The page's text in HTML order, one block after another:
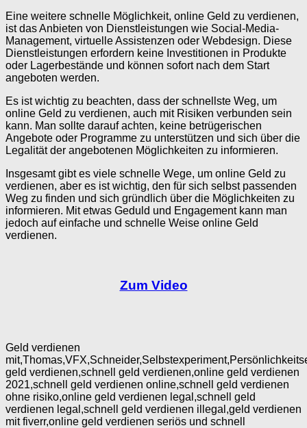
Eine weitere schnelle Möglichkeit, online Geld zu verdienen,
ist das Anbieten von Dienstleistungen wie Social-Media-
Management, virtuelle Assistenzen oder Webdesign. Diese
Dienstleistungen erfordern keine Investitionen in Produkte
oder Lagerbestände und können sofort nach dem Start
angeboten werden.
Es ist wichtig zu beachten, dass der schnellste Weg, um
online Geld zu verdienen, auch mit Risiken verbunden sein
kann. Man sollte darauf achten, keine betrügerischen
Angebote oder Programme zu unterstützen und sich über die
Legalität der angebotenen Möglichkeiten zu informieren.
Insgesamt gibt es viele schnelle Wege, um online Geld zu
verdienen, aber es ist wichtig, den für sich selbst passenden
Weg zu finden und sich gründlich über die Möglichkeiten zu
informieren. Mit etwas Geduld und Engagement kann man
jedoch auf einfache und schnelle Weise online Geld
verdienen.
Zum Video
Geld verdienen
geld verdienen,schnell geld verdienen,online geld verdienen
2021,schnell geld verdienen online,schnell geld verdienen
ohne risiko,online geld verdienen legal,schnell geld
verdienen legal,schnell geld verdienen illegal,geld verdienen
mit fiverr,online geld verdienen seriös und schnell